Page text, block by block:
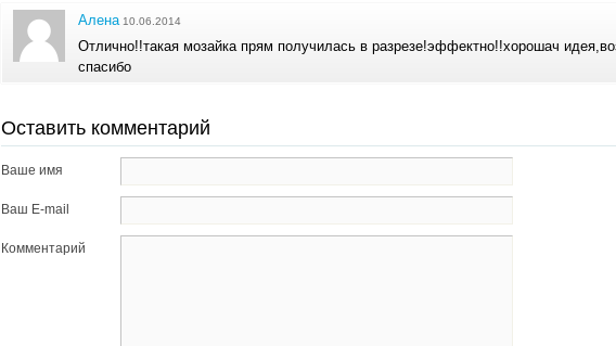
Алена 10.06.2014
Отлично!!такая мозайка прям получилась в разрезе!эффектно!!хорошач
спасибо
Оставить комментарий
Ваше имя
Ваш E-mail
Комментарий